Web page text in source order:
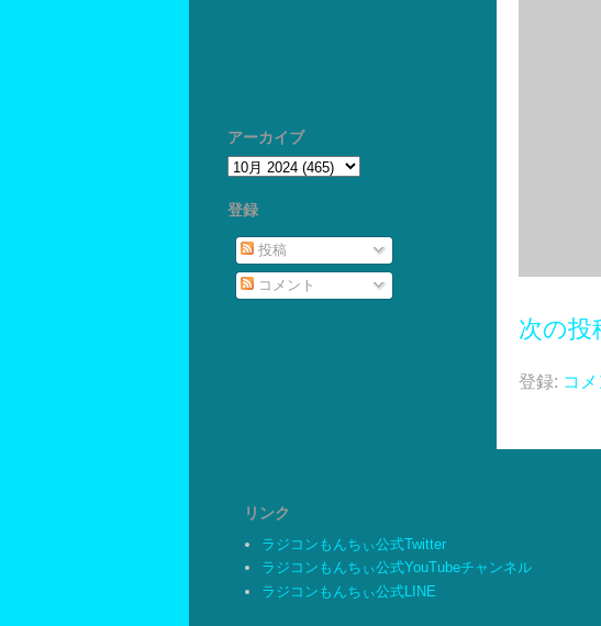
次の投
登録: コ
アーカイブ
登録
投稿
コメント
リンク
ラジコンもんちぃ公式Twitter
ラジコンもんちぃ公式YouTubeチャンネル
ラジコンもんちぃ公式LINE